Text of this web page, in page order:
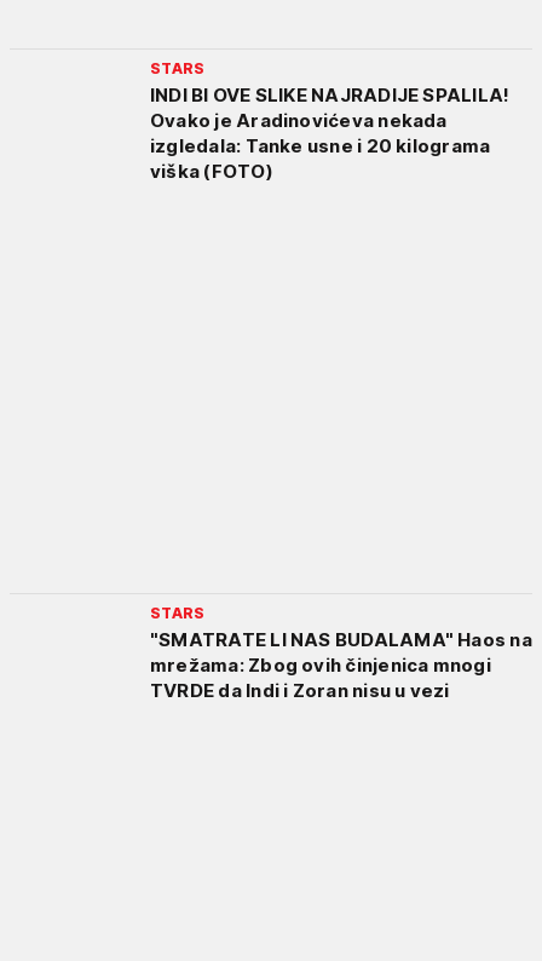
STARS
INDI BI OVE SLIKE NAJRADIJE SPALILA!
Ovako je Aradinovićeva nekada
izgledala: Tanke usne i 20 kilograma
viška (FOTO)
STARS
"SMATRATE LI NAS BUDALAMA" Haos na
mrežama: Zbog ovih činjenica mnogi
TVRDE da Indi i Zoran nisu u vezi